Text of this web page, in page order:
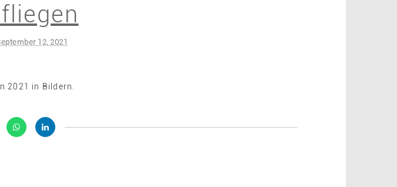
12, 2021
2021 in Bildern.